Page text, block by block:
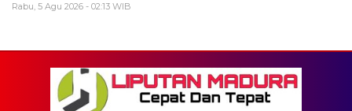
Rabu, 5 Agu 2026 - 02:13 WIB